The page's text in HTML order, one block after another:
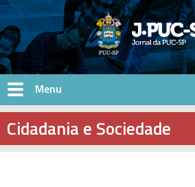
Pular para o conteúdo principal
Cidadania e Sociedade